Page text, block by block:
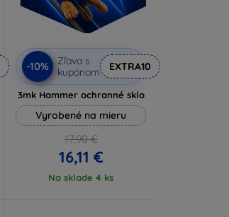
-10%
Zľava s
kupónom
EXTRA10
3mk Hammer ochranné sklo
Vyrobené na mieru
17,90 €
16,11 €
Na sklade 4 ks